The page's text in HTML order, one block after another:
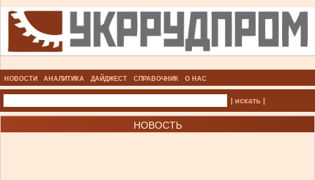
НОВОСТИ АНАЛИТИКА ДАЙДЖЕСТ СПРАВОЧНИК О НАС
| искать |
НОВОСТЬ